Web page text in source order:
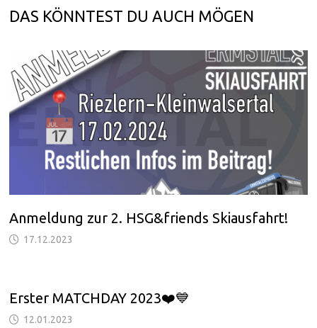
DAS KÖNNTEST DU AUCH MÖGEN
Anmeldung zur 2. HSG&friends Skiausfahrt!
17.12.2023
Erster MATCHDAY 2023❤️💙
12.01.2023